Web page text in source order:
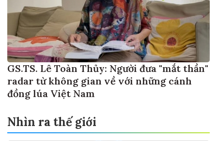
GS.TS. Lê Toàn Thủy: Người đưa "mắt thần"
radar từ không gian về với những cánh
đồng lúa Việt Nam
Nhìn ra thế giới